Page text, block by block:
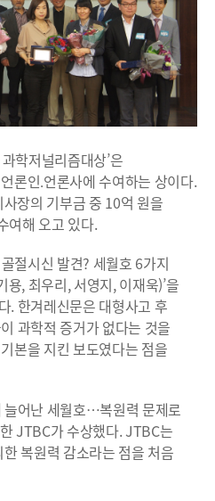
학저널리즘대상’은
론인․언론사에 수여하는 상이다.
장의 기부금 중 10억 원을
여해 오고 있다.
절시신 발견? 세월호 6가지
, 최우리, 서영지, 이재욱)’을
. 한겨레신문은 대형사고 후
과학적 증거가 없다는 것을
본을 지킨 보도였다는 점을
늘어난 세월호…복원력 문제로
JTBC가 수상했다. JTBC는
복원력 감소라는 점을 처음